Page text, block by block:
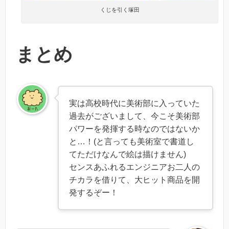
くじを引く塚田
まとめ
実は高校時代に美術部に入っていた
過去がございまして、今こそ美術部
パワーを発揮する時なのではないか
と…！(と言っても美術室で書道し
てただけなんで絵は描けません)
センスあふれるエンジニアお二人の
チカラを借りて、大ヒット商品を開
発するぞー！